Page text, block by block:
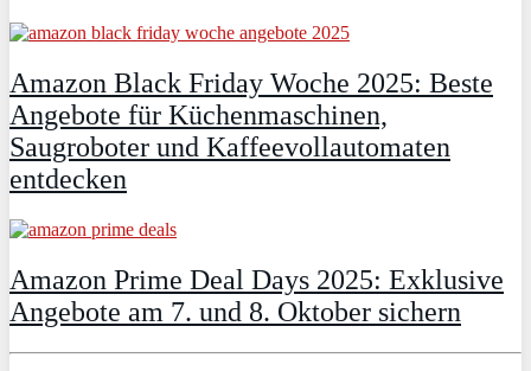
Amazon Black Friday Woche 2025: Beste
Angebote für Küchenmaschinen,
Saugroboter und Kaffeevollautomaten
entdecken
Amazon Prime Deal Days 2025: Exklusive
Angebote am 7. und 8. Oktober sichern